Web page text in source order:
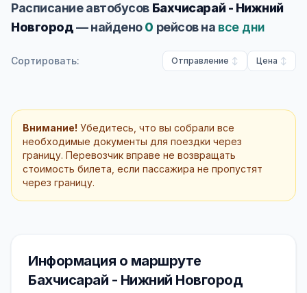
Расписание автобусов Бахчисарай - Нижний
Новгород— найдено0 рейсов на все дни
Сортировать: Отправление Цена
Внимание! Убедитесь, что вы собрали все
необходимые документы для поездки через
границу. Перевозчик вправе не возвращать
стоимость билета, если пассажира не пропустят
через границу.
Информация о маршруте
Бахчисарай - Нижний Новгород